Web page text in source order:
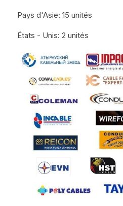
Pays d'Asie: 15 unités
États - Unis: 2 unités